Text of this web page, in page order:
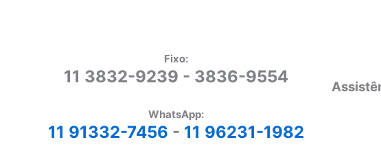
Fixo:
11 3832-9239 - 3836-9554
WhatsApp:
11 91332-7456 - 11 96231-1982